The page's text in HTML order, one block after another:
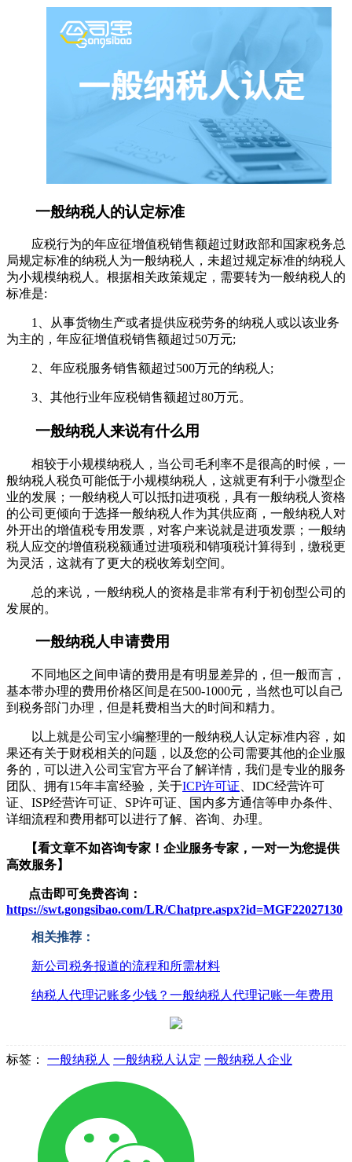
一般纳税人的认定标准
应税行为的年应征增值税销售额超过财政部和国家税务总
局规定标准的纳税人为一般纳税人，未超过规定标准的纳税人
为小规模纳税人。根据相关政策规定，需要转为一般纳税人的
标准是:
1、从事货物生产或者提供应税劳务的纳税人或以该业务
为主的，年应征增值税销售额超过50万元;
2、年应税服务销售额超过500万元的纳税人;
3、其他行业年应税销售额超过80万元。
一般纳税人来说有什么用
相较于小规模纳税人，当公司毛利率不是很高的时候，一
般纳税人税负可能低于小规模纳税人，这就更有利于小微型企
业的发展；一般纳税人可以抵扣进项税，具有一般纳税人资格
的公司更倾向于选择一般纳税人作为其供应商，一般纳税人对
外开出的增值税专用发票，对客户来说就是进项发票；一般纳
税人应交的增值税税额通过进项税和销项税计算得到，缴税更
为灵活，这就有了更大的税收筹划空间。
总的来说，一般纳税人的资格是非常有利于初创型公司的
发展的。
一般纳税人申请费用
不同地区之间申请的费用是有明显差异的，但一般而言，
基本带办理的费用价格区间是在500-1000元，当然也可以自己
到税务部门办理，但是耗费相当大的时间和精力。
以上就是公司宝小编整理的一般纳税人认定标准内容，如
果还有关于财税相关的问题，以及您的公司需要其他的企业服
务的，可以进入公司宝官方平台了解详情，我们是专业的服务
团队、拥有15年丰富经验，关于ICP许可证 、IDC经营许可
证、ISP经营许可证、SP许可证、国内多方通信等申办条件、
详细流程和费用都可以进行了解、咨询、办理。
【看文章不如咨询专家！企业服务专家，一对一为您提供
高效服务】
点击即可免费咨询：
https://swt.gongsibao.com/LR/Chatpre.aspx?id=MGF22027130
相关推荐：
新公司税务报道的流程和所需材料
纳税人代理记账多少钱？一般纳税人代理记账一年费用
标签： 一般纳税人 一般纳税人认定 一般纳税人企业